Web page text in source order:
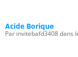
Acide Borique
Par invitebafd3408 dans